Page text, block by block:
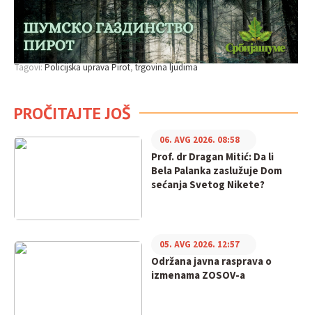
Tagovi:Policijska uprava Pirot trgovina ljudima
PROČITAJTE JOŠ
Prof. dr Dragan Mitić: Da li
Bela Palanka zaslužuje Dom
sećanja Svetog Nikete?
06. AVG 2026. 08:58
Održana javna rasprava o
izmenama ZOSOV-a
05. AVG 2026. 12:57